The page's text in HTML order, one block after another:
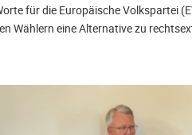
für die Europäische Volkspartei
Wählern eine Alternative zu